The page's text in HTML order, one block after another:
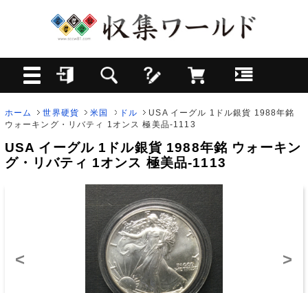
ホーム 世界硬貨 米国 ドル
USA イーグル 1ドル銀貨 1988年銘
ウォーキング・リバティ 1オンス 極美品-1113
USA イーグル 1ドル銀貨 1988年銘 ウォーキン
グ・リバティ 1オンス 極美品-1113
< >